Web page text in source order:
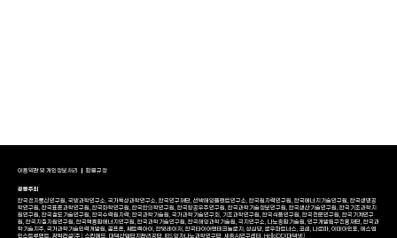
이용약관 및 개인정보처리 환불규정
공동주최
한국전자통신연구원, 국방과학연구소, 국가독성과학연구소, 한국연구재단, 선박해양플랜트연구소, 한국원자력연구원, 한국에너지기술연구원, 한국생명공
학연구원, 한국표준과학연구원, 한국화학연구원, 한국한의학연구원, 한국항공우주연구원, 한국과학기술정보연구원, 한국생산기술연구원, 한국기초과학지
원연구원, 한국철도기술연구원, 한국수력원자력, 한국과학기술원, 국가과학기술연구회, 기초과학연구원, 한국식품연구원, 한국천문연구원, 한국기계연구
원, 한국지질자원연구원, 한국핵융합에너지연구원, 한국과학기술연구원, 한국해양과학기술원, 극지연구소, 나노종합기술원, 연구개발특구진흥재단, 한국과
학기술지주, 국가과학기술인력개발원, 골프존, 쎄트렉아이, 한빛레이저, 한국타이어앤테크놀로지, 성심당, 로우파트너스, 코셈, 나르마, 이데아인포, 에스엠
인스트루먼트, 광혁건설(주), 스킨메드, 대덕산업단지관리공단, IBS 양자나노과학연구단, 세종AI연구센터, HelloDD(대덕넷)